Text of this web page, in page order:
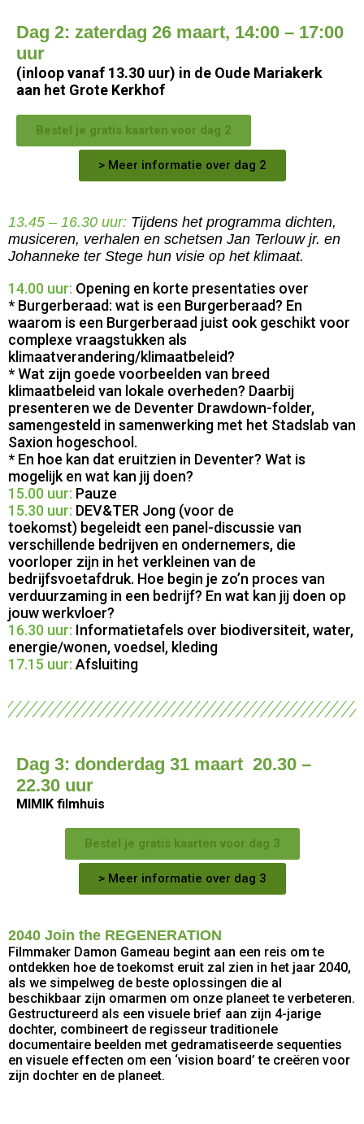
Dag 2: zaterdag 26 maart, 14:00 – 17:00
uur
(inloop vanaf 13.30 uur) in de Oude Mariakerk
aan het Grote Kerkhof
Bestel je gratis kaarten voor dag 2
> Meer informatie over dag 2
13.45 – 16.30 uur: Tijdens het programma dichten,
musiceren, verhalen en schetsen Jan Terlouw jr. en
Johanneke ter Stege hun visie op het klimaat.
14.00 uur: Opening en korte presentaties over
* Burgerberaad: wat is een Burgerberaad? En
waarom is een Burgerberaad juist ook geschikt voor
complexe vraagstukken als
klimaatverandering/klimaatbeleid?
* Wat zijn goede voorbeelden van breed
klimaatbeleid van lokale overheden? Daarbij
presenteren we de Deventer Drawdown-folder,
samengesteld in samenwerking met het Stadslab van
Saxion hogeschool.
* En hoe kan dat eruitzien in Deventer? Wat is
mogelijk en wat kan jij doen?
15.00 uur: Pauze
15.30 uur: DEV&TER Jong (voor de
toekomst) begeleidt een panel-discussie van
verschillende bedrijven en ondernemers, die
voorloper zijn in het verkleinen van de
bedrijfsvoetafdruk. Hoe begin je zo’n proces van
verduurzaming in een bedrijf? En wat kan jij doen op
jouw werkvloer?
16.30 uur: Informatietafels over biodiversiteit, water,
energie/wonen, voedsel, kleding
17.15 uur: Afsluiting
Dag 3: donderdag 31 maart 20.30 –
22.30 uur
MIMIK filmhuis
Bestel je gratis kaarten voor dag 3
> Meer informatie over dag 3
2040 Join the REGENERATION
Filmmaker Damon Gameau begint aan een reis om te
ontdekken hoe de toekomst eruit zal zien in het jaar 2040,
als we simpelweg de beste oplossingen die al
beschikbaar zijn omarmen om onze planeet te verbeteren.
Gestructureerd als een visuele brief aan zijn 4-jarige
dochter, combineert de regisseur traditionele
documentaire beelden met gedramatiseerde sequenties
en visuele effecten om een ‘vision board’ te creëren voor
zijn dochter en de planeet.